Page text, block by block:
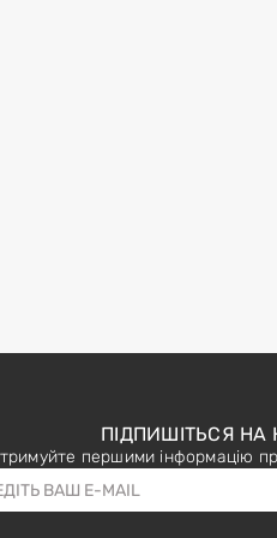
ПІДПИШІТЬСЯ
першими інформацію